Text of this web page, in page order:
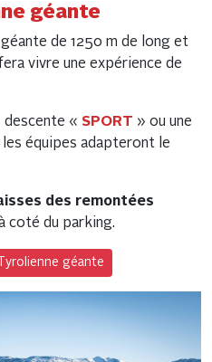
géante
de 1250 m de long et
vivre une expérience de
descente « SPORT » ou une
équipes adapteront le
des remontées
coté du parking.
Tyrolienne géante